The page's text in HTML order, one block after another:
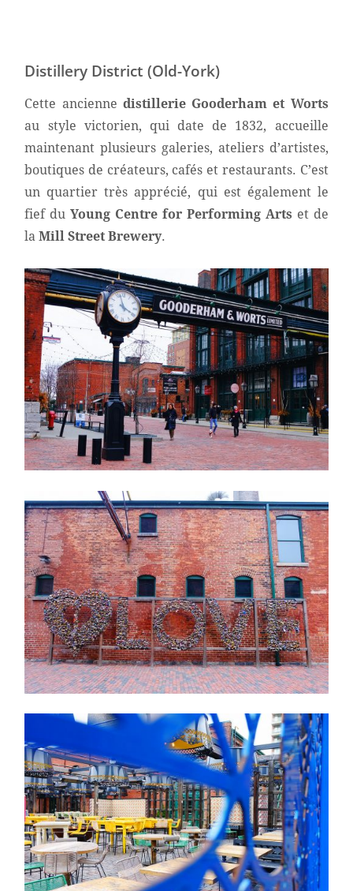
Distillery District (Old-York)
Cette ancienne distillerie Gooderham et Worts
au style victorien, qui date de 1832, accueille
maintenant plusieurs galeries, ateliers d’artistes,
boutiques de créateurs, cafés et restaurants. C’est
un quartier très apprécié, qui est également le
fief duYoung Centre for Performing Arts et de
laMill Street Brewery.